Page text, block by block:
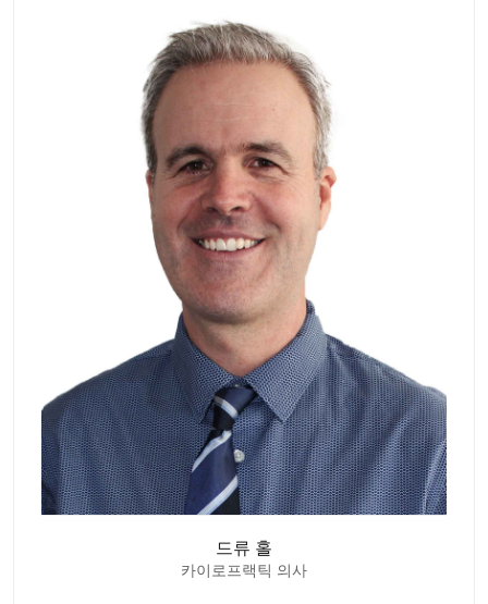
드류 홀
카이로프랙틱 의사